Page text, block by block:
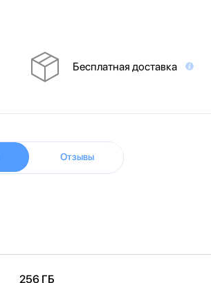
Бесплатная доставка
Отзывы
256 ГБ